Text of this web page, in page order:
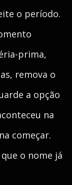
o período.
prima,
remova o
a opção
na
começar.
o nome já